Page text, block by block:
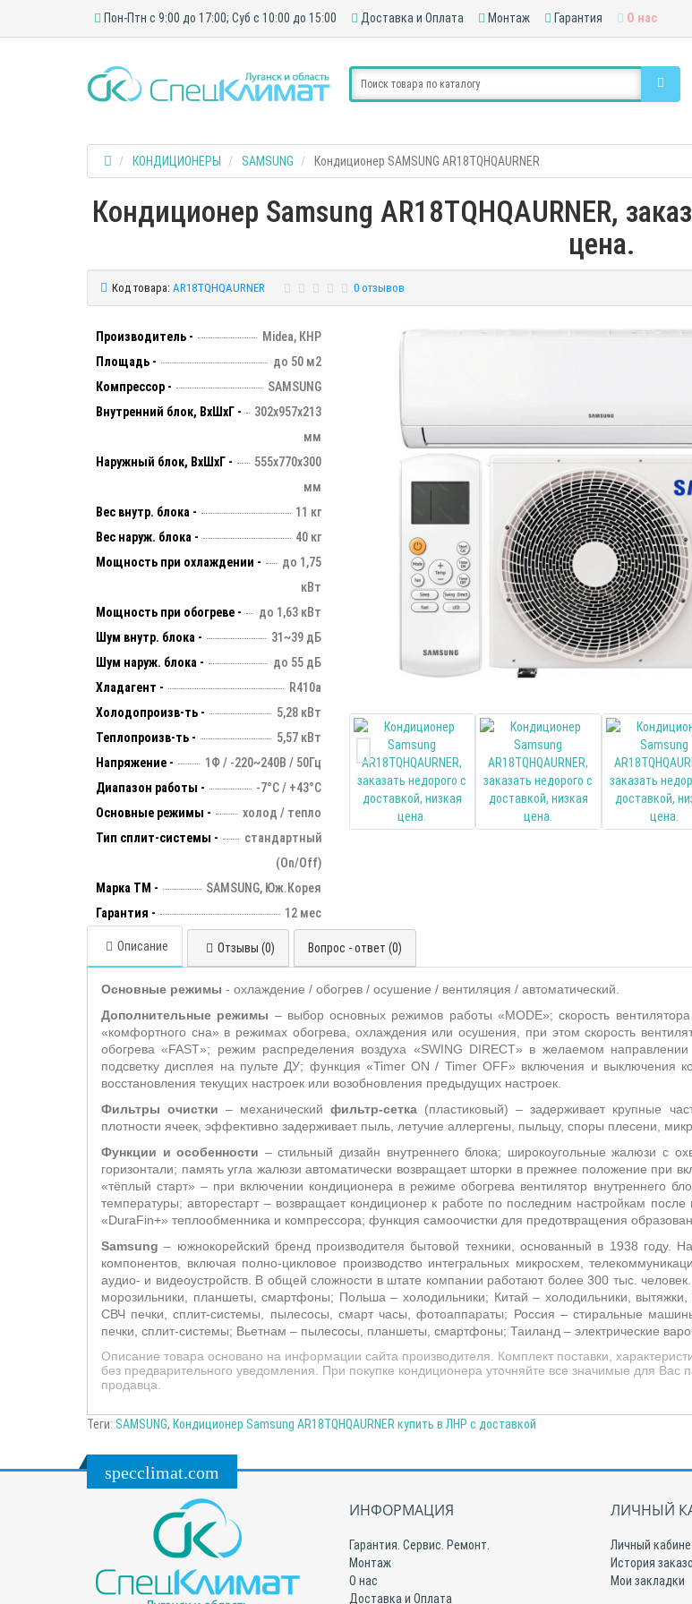
Пон-Птн с 9:00 до 17:00; Суб с 10:00 до 15:00 Доставка и Оплата Монтаж Гарантия О нас
КОНДИЦИОНЕРЫ SAMSUNG Кондиционер SAMSUNG AR18TQHQAURNER
Кондиционер Samsung AR18TQHQAURNER,
цена.
Код товара: AR18TQHQAURNER 0 отзывов
Производитель -
Midea, КНР
Площадь -
до 50 м2
Компрессор -
SAMSUNG
Внутренний блок, ВхШхГ -
302х957х213
мм
Наружный блок, ВхШхГ -
555х770х300
мм
Вес внутр. блока -
11 кг
Вес наруж. блока -
40 кг
Мощность при охлаждении -
до 1,75
кВт
Мощность при обогреве -
до 1,63 кВт
Шум внутр. блока -
31~39 дБ
Шум наруж. блока -
до 55 дБ
Хладагент -
R410a
Холодопроизв-ть -
5,28 кВт
Теплопроизв-ть -
5,57 кВт
Напряжение -
1Ф / -220~240В / 50Гц
Диапазон работы -
-7°С / +43°С
Основные режимы -
холод / тепло
Тип сплит-системы -
стандартный
(On/Off)
Марка ТМ -
SAMSUNG, Юж.Корея
Гарантия -
12 мес
Описание Отзывы (0) Вопрос - ответ (0)
Основные режимы - охлаждение / обогрев / осушение / вентиляция / автоматический.
Дополнительные режимы – выбор основных режимов работы «MODE»; скорость
«комфортного сна» в режимах обогрева, охлаждения или осушения, при этом скорость
обогрева «FAST»; режим распределения воздуха «SWING DIRECT» в желаемом
подсветку дисплея на пульте ДУ; функция «Timer ON / Timer OFF» включения и выключения
восстановления текущих настроек или возобновления предыдущих настроек.
Фильтры очистки – механическийфильтр-сетка (пластиковый) – задерживает крупные
плотности ячеек, эффективно задерживает пыль, летучие аллергены, пыльцу, споры плесени,
Функции и особенности – стильный дизайн внутреннего блока; широкоугольные жалюзи с
горизонтали; память угла жалюзи автоматически возвращает шторки в прежнее положение при
«тёплый старт» – при включении кондиционера в режиме обогрева вентилятор внутреннего
температуры; авторестарт – возвращает кондиционер к работе по последним настройкам
«DuraFin+» теплообменника и компрессора; функция самоочистки для предотвращения
Samsung – южнокорейский бренд производителя бытовой техники, основанный в 1938 году.
компонентов, включая полно-цикловое производство интегральных микросхем,
аудио- и видеоустройств. В общей сложности в штате компании работают более 300 тыс.
морозильники, планшеты, смартфоны; Польша – холодильники; Китай – холодильники,
СВЧ печки, сплит-системы, пылесосы, смарт часы, фотоаппараты; Россия – стиральные
печки, сплит-системы; Вьетнам – пылесосы, планшеты, смартфоны; Таиланд – электрические
Описание товара основано на информации сайта производителя. Комплект поставки,
без предварительного уведомления. При покупке кондиционера уточняйте все значимые для
продавца.
Теги: SAMSUNG, Кондиционер Samsung AR18TQHQAURNER купить в ЛНР с доставкой
specclimat.com
ИНФОРМАЦИЯ
Гарантия. Сервис. Ремонт.
Монтаж
О нас
Доставка и Оплата
ЛИЧНЫЙ
Личный
История
Мои закладки